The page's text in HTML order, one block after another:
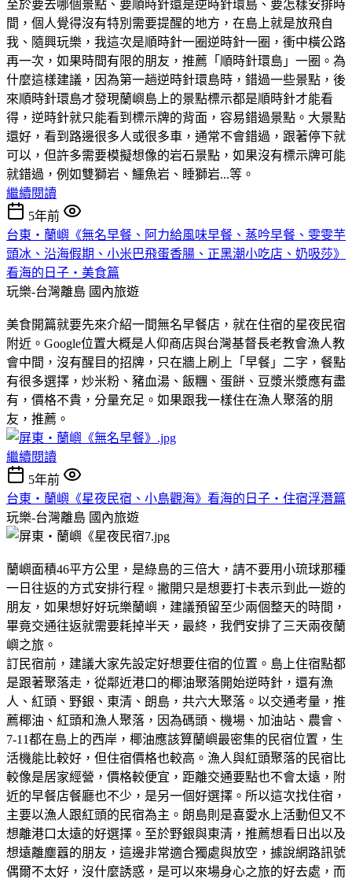
至於要去哪個景點、要順時針還是逆時針環島、要怎樣安排時
間，個人覺得沒有特別需要提醒的地方，在島上就是放飛自
我、隨興玩樂，我這次是順時針一圈逆時針一圈，衝中橫公路
再一次，如果時間有限的朋友，推薦「順時針環島」一圈。為
什麼這樣建議，因為第一趟逆時針環島時，錯過一些景點，後
來順時針環島才發現蘭嶼島上的景點標示都是順時針才能看
得，逆時針就只能看到標示牌的背面，容易錯過景點。大景點
還好，看到路邊很多人或很多車，通常不會錯過，跟著停下就
可以，但許多需要模擬想像的岩石景點，如果沒有標示牌可能
就錯過，例如雙獅岩、鱷魚岩、睡獅岩...等。
繼續閱讀
5年前
台東‧蘭嶼《無名早餐、阿力給風味早餐、蒸吟早餐、雯雯芋
頭冰、沿海假期、小米巴飛蛋香腸、正黑潮小吃店、奶吸莎》
看海的日子‧美食篇
玩樂-台灣離島 國內旅遊
美食開篇就要先來介紹一間無名早餐店，就在住宿的星夜民宿
附近。Google位置大概是人仰商店與台灣基督長老教會漁人教
會中間，沒有醒目的招牌，只在牆上刷上「早餐」二字，餐點
有很多選擇，炒米粉、豬血湯、飯糰、蛋餅、豆漿米漿應有盡
有，價格不貴，分量充足。如果跟我一樣住在漁人聚落的朋
友，推薦。
繼續閱讀
5年前
台東‧蘭嶼《星夜民宿、小島觀海》看海的日子‧住宿浮潛篇
玩樂-台灣離島 國內旅遊
蘭嶼面積46平方公里，是綠島的三倍大，請不要用小琉球那種
一日往返的方式安排行程。撇開只是想要打卡表示到此一遊的
朋友，如果想好好玩樂蘭嶼，建議預留至少兩個整天的時間，
畢竟交通往返就需要耗掉半天，最終，我們安排了三天兩夜蘭
嶼之旅。
訂民宿前，建議大家先設定好想要住宿的位置。島上住宿點都
是跟著聚落走，從鄰近港口的椰油聚落開始逆時針，還有漁
人、紅頭、野銀、東清、朗島，共六大聚落。以交通考量，推
薦椰油、紅頭和漁人聚落，因為碼頭、機場、加油站、農會、
7-11都在島上的西岸，椰油應該算蘭嶼最密集的民宿位置，生
活機能比較好，但住宿價格也較高。漁人與紅頭聚落的民宿比
較像是居家經營，價格較便宜，距離交通要點也不會太遠，附
近的早餐店餐廳也不少，是另一個好選擇。所以這次找住宿，
主要以漁人跟紅頭的民宿為主。朗島則是喜愛水上活動但又不
想離港口太遠的好選擇。至於野銀與東清，推薦想看日出以及
想遠離塵囂的朋友，這邊非常適合獨處與放空，據說網路訊號
偶爾不太好，沒什麼誘惑，是可以來場身心之旅的好去處，而